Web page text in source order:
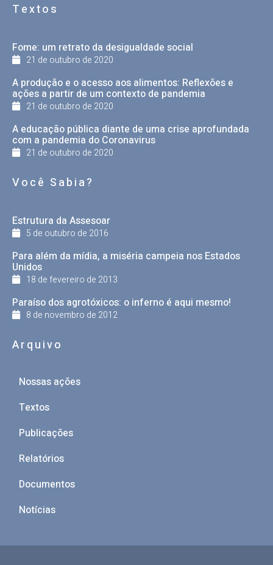
Textos
Fome: um retrato da desigualdade social
21 de outubro de 2020
A produção e o acesso aos alimentos: Reflexões e
ações a partir de um contexto de pandemia
21 de outubro de 2020
A educação pública diante de uma crise aprofundada
com a pandemia do Coronavirus
21 de outubro de 2020
Você Sabia?
Estrutura da Assesoar
5 de outubro de 2016
Para além da mídia, a miséria campeia nos Estados
Unidos
18 de fevereiro de 2013
Paraíso dos agrotóxicos: o inferno é aqui mesmo!
8 de novembro de 2012
Arquivo
Nossas ações
Textos
Publicações
Relatórios
Documentos
Notícias